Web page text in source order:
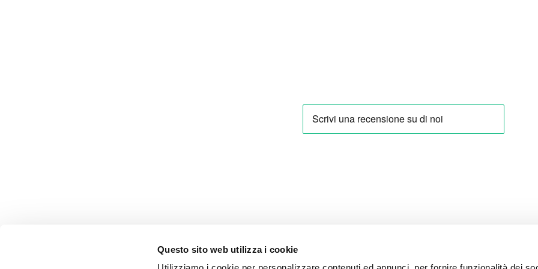
Questo sito web utilizza i cookie